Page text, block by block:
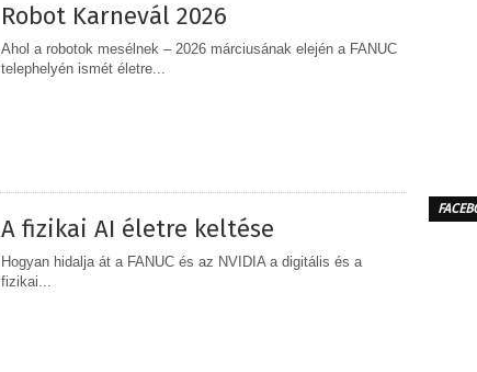
Robot Karnevál 2026
Ahol a robotok mesélnek – 2026 márciusának elején a FANUC
telephelyén ismét életre...
A fizikai AI életre keltése
Hogyan hidalja át a FANUC és az NVIDIA a digitális és a
fizikai...